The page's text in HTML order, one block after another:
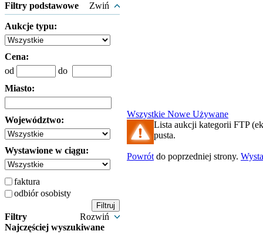
Filtry podstawowe Zwiń
Aukcje typu:
Cena:
od
do
Miasto:
Województwo:
Wystawione w ciągu:
faktura
odbiór osobisty
Filtry
Rozwiń
Najczęściej wyszukiwane
Wszystkie Nowe Używane
Lista aukcji kategorii FTP
pusta.
Powrót do poprzedniej strony.